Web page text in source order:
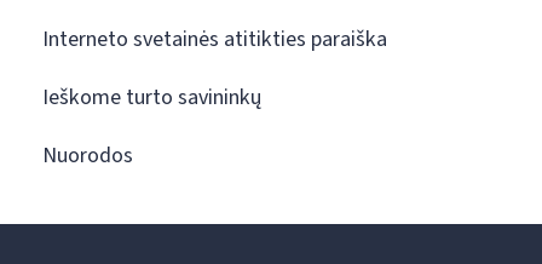
Interneto svetainės atitikties paraiška
Ieškome turto savininkų
Nuorodos